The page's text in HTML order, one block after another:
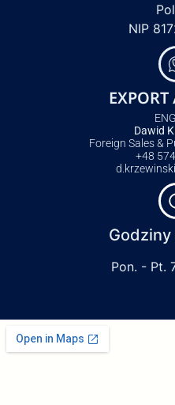
NIP
Dawid
Foreign Sales &
+48
Pon. - Pt.